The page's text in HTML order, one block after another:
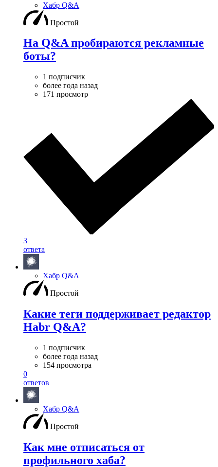
Хабр Q&A
Простой
На Q&A пробираются рекламные
боты?
1 подписчик
более года назад
171 просмотр
3
ответа
Хабр Q&A
Простой
Какие теги поддерживает редактор
Habr Q&A?
1 подписчик
более года назад
154 просмотра
0
ответов
Хабр Q&A
Простой
Как мне отписаться от
профильного хаба?